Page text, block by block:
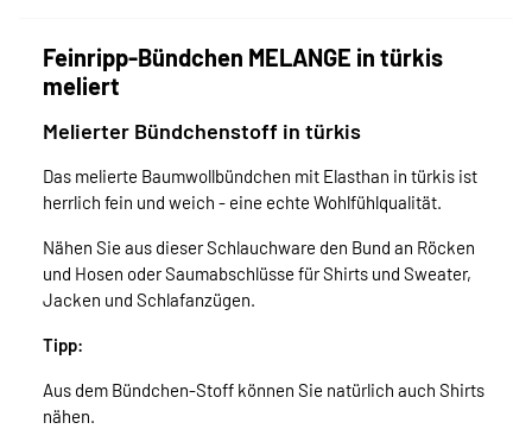
Feinripp-Bündchen MELANGE in türkis
meliert
Melierter Bündchenstoff in türkis
Das melierte Baumwollbündchen mit Elasthan in türkis ist
herrlich fein und weich - eine echte Wohlfühlqualität.
Nähen Sie aus dieser Schlauchware den Bund an Röcken
und Hosen oder Saumabschlüsse für Shirts und Sweater,
Jacken und Schlafanzügen.
Tipp:
Aus dem Bündchen-Stoff können Sie natürlich auch Shirts
nähen.